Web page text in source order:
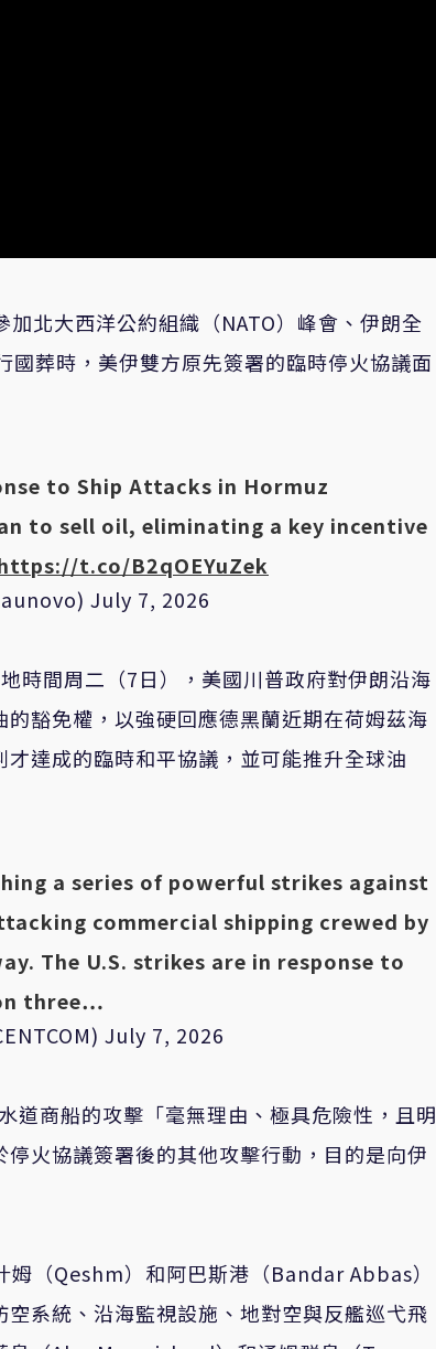
北大西洋公約組織（NATO）峰會、伊朗全
葬時，美伊雙方原先簽署的臨時停火協議面
to Ship Attacks in Hormuz
to sell oil, eliminating a key incentive
t.co/B2qOEYuZek
July 7, 2026
時間周二（7日），美國川普政府對伊朗沿海
豁免權，以強硬回應德黑蘭近期在荷姆茲海
達成的臨時和平協議，並可能推升全球油
a series of powerful strikes against
commercial shipping crewed by
The U.S. strikes are in response to
three…
July 7, 2026
商船的攻擊「毫無理由、極具危險性，且明
火協議簽署後的其他攻擊行動，目的是向伊
（Qeshm）和阿巴斯港（Bandar Abbas）
系統、沿海監視設施、地對空與反艦巡弋飛